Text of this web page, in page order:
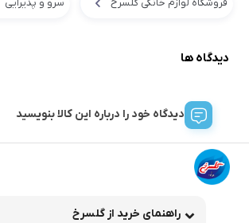
دیدگاه ها
دیدگاه خود را درباره این کالا بنویسید
راهنمای خرید از گلسرخ